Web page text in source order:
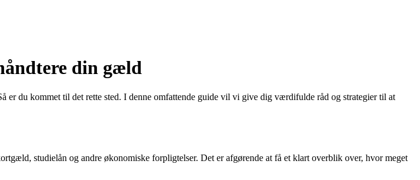
din gæld
du kommet til det rette sted. I denne omfattende guide vil vi give dig værdifulde råd og strategier til at
studielån og andre økonomiske forpligtelser. Det er afgørende at få et klart overblik over, hvor meget